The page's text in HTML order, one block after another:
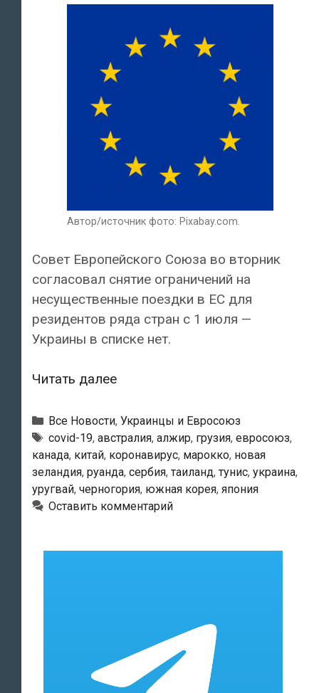
Автор/источник фото: Pixabay.com.
Совет Европейского Союза во вторник
согласовал снятие ограничений на
несущественные поездки в ЕС для
резидентов ряда стран с 1 июля —
Украины в списке нет.
Читать далееЕвросоюз
открытие
границ
для
ряда
стран
Рубрики
Все Новости, Украинцы и Евросоюз
Метки
covid-19, австралия, алжир, грузия, евросоюз,
канада, китай, коронавирус, марокко, новая
зеландия, руанда, сербия,таиланд,тунис, украина,
уругвай, черногория, южная корея, япония
Оставить комментарий